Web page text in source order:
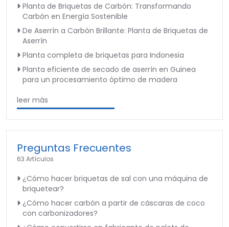
Planta de Briquetas de Carbón: Transformando
Carbón en Energía Sostenible
De Aserrín a Carbón Brillante: Planta de Briquetas de
Aserrín
Planta completa de briquetas para Indonesia
Planta eficiente de secado de aserrín en Guinea
para un procesamiento óptimo de madera
leer más
Preguntas Frecuentes
63 Artículos
¿Cómo hacer briquetas de sal con una máquina de
briquetear?
¿Cómo hacer carbón a partir de cáscaras de coco
con carbonizadores?